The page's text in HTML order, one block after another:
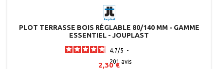
PLOT TERRASSE BOIS RÉGLABLE 80/140 MM - GAMME
ESSENTIEL - JOUPLAST
4.7/5
-
201 avis
2,30 €